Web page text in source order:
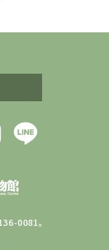
0081。